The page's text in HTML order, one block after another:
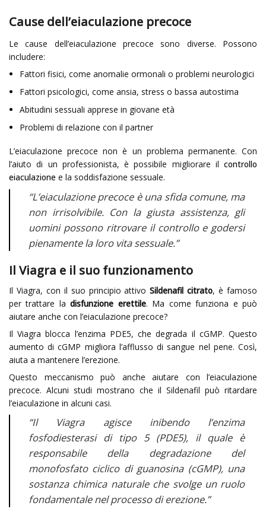
Cause dell’eiaculazione precoce
Le cause dell’eiaculazione precoce sono diverse. Possono
includere:
Fattori fisici, come anomalie ormonali o problemi neurologici
Fattori psicologici, come ansia, stress o bassa autostima
Abitudini sessuali apprese in giovane età
Problemi di relazione con il partner
L’eiaculazione precoce non è un problema permanente. Con
l’aiuto di un professionista, è possibile migliorare il controllo
eiaculazione e la soddisfazione sessuale.
“L’eiaculazione precoce è una sfida comune, ma
non irrisolvibile. Con la giusta assistenza, gli
uomini possono ritrovare il controllo e godersi
pienamente la loro vita sessuale.”
Il Viagra e il suo funzionamento
Il Viagra, con il suo principio attivoSildenafil citrato, è famoso
per trattare ladisfunzione erettile. Ma come funziona e può
aiutare anche con l’eiaculazione precoce?
Il Viagra blocca l’enzima PDE5, che degrada il cGMP. Questo
aumento di cGMP migliora l’afflusso di sangue nel pene. Così,
aiuta a mantenere l’erezione.
Questo meccanismo può anche aiutare con l’eiaculazione
precoce. Alcuni studi mostrano che il Sildenafil può ritardare
l’eiaculazione in alcuni casi.
“Il Viagra agisce inibendo l’enzima
fosfodiesterasi di tipo 5 (PDE5), il quale è
responsabile della degradazione del
monofosfato ciclico di guanosina (cGMP), una
sostanza chimica naturale che svolge un ruolo
fondamentale nel processo di erezione.”